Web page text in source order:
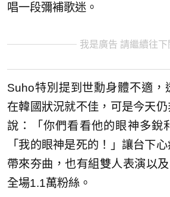
唱一段彌補歌迷。
我是廣告 請繼續往下
Suho特別提到世勳身體不適，
在韓國狀況就不佳，可是今天
說：「你們看看他的眼神多銳
「我的眼神是死的！」讓台下
帶來夯曲，也有組雙人表演以
全場1.1萬粉絲。